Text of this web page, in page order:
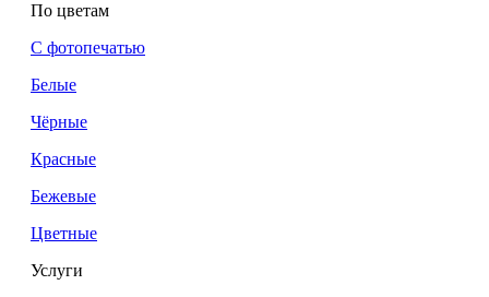
По цветам
С фотопечатью
Белые
Чёрные
Красные
Бежевые
Цветные
Услуги